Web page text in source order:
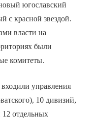
югославский
с красной звездой.
власти на
были
комитеты.
управления
10 дивизий,
12 отдельных